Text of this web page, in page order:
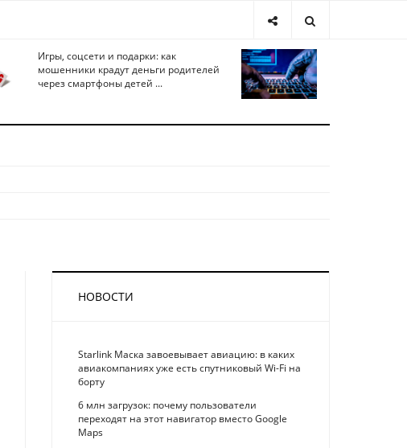
Игры, соцсети и подарки: как
мошенники крадут деньги родителей
через смартфоны детей ...
НОВОСТИ
Starlink Маска завоевывает авиацию: в каких
авиакомпаниях уже есть спутниковый Wi-Fi на
борту
6 млн загрузок: почему пользователи
переходят на этот навигатор вместо Google
Maps